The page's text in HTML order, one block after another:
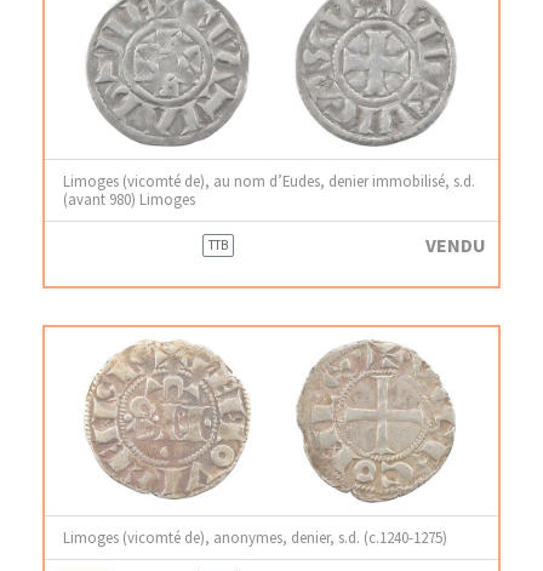
Limoges (vicomté de), au nom d’Eudes, denier immobilisé, s.d.
(avant 980) Limoges
TTB VENDU
Limoges (vicomté de), anonymes, denier, s.d. (c.1240-1275)